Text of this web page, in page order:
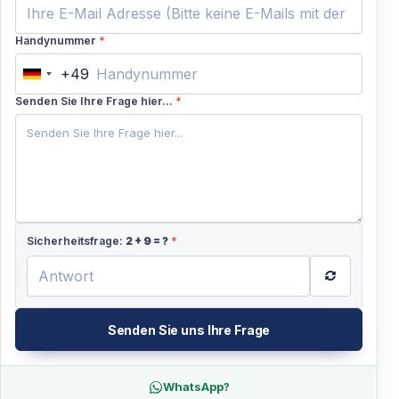
Handynummer *
Germany
+49
+49
Senden Sie Ihre Frage hier... *
Sicherheitsfrage: 2 + 9 = ? *
Senden Sie uns Ihre Frage
WhatsApp?